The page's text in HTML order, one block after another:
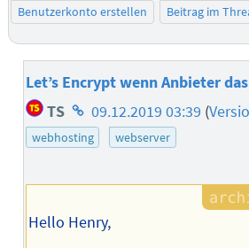
Benutzerkonto erstellen
Beitrag im
Let’s Encrypt wenn Anbieter
TS Homepage
des
09.12.2019 03:39 (
webhosting
webserver
Hello Henry,